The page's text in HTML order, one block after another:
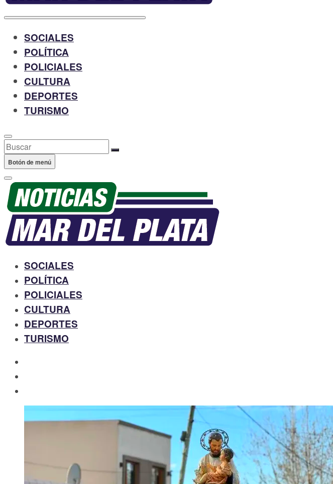
SOCIALES
POLÍTICA
POLICIALES
CULTURA
DEPORTES
TURISMO
Buscar
Botón de menú
SOCIALES
POLÍTICA
POLICIALES
CULTURA
DEPORTES
TURISMO